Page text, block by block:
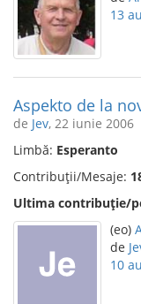
13
Aspekto de la
de Jev, 22 iunie 2006
Limbă: Esperanto
Contribuții/Mesaje:
Ultima contribuție/
(eo)
de
10